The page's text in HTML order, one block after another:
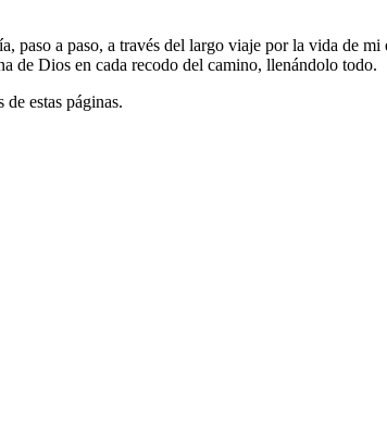
paso a paso, a través del largo viaje por la vida de mi
de Dios en cada recodo del camino, llenándolo todo.
estas páginas.